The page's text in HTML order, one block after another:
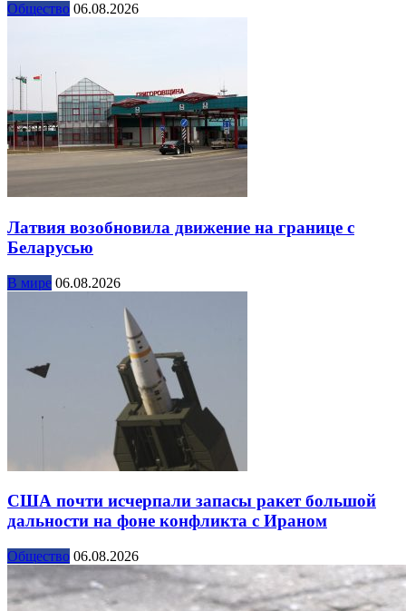
Общество 06.08.2026
Латвия возобновила движение на границе с
Беларусью
В мире 06.08.2026
США почти исчерпали запасы ракет большой
дальности на фоне конфликта с Ираном
Общество 06.08.2026